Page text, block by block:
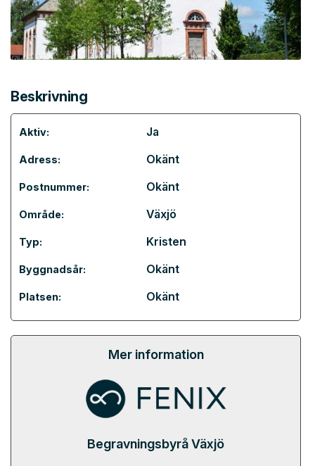
Beskrivning
Aktiv: Ja
Adress: Okänt
Postnummer: Okänt
Område: Växjö
Typ: Kristen
Byggnadsår: Okänt
Platsen: Okänt
Mer information
Begravningsbyrå Växjö